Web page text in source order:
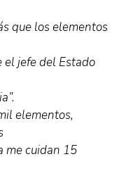
que los elementos
el jefe del Estado
elementos,
me cuidan 15